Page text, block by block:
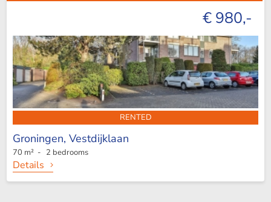
€ 980,-
RENTED
Groningen, Vestdijklaan
70 m² - 2 bedrooms
Details